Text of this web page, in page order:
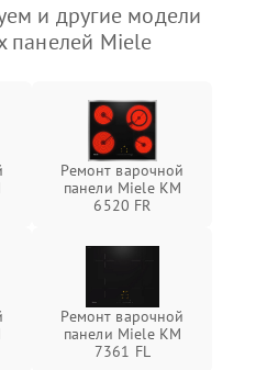
и другие модели
панелей Miele
Ремонт варочной
панели Miele KM
6520 FR
Ремонт варочной
панели Miele KM
7361 FL